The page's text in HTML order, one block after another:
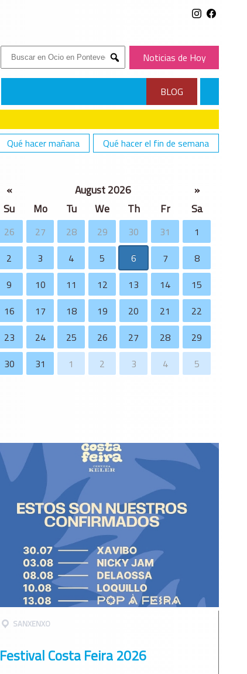
Buscar:
Submit
Noticias de Hoy
BLOG
Qué hacer mañana Qué hacer el fin de semana
« August 2026
»
Su
Mo Tu We Th Fr Sa
26 27 28 29 30 31
1
2
3 4 5 6 7
8
9
10 11 12 13 14
15
16
17 18 19 20 21
22
23
24 25 26 27 28
29
30
31 1 2 3 4 5
SANXENXO
Festival Costa Feira 2026